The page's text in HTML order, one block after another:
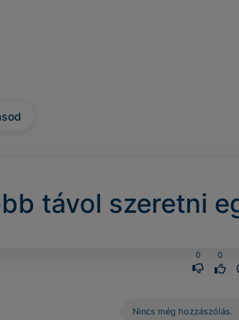
távol szeretni
0 0
Nincs még hozzászólás.